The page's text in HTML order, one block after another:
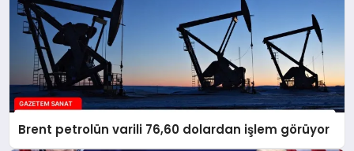
Brent petrolün varili 76,60 dolardan işlem görüyor